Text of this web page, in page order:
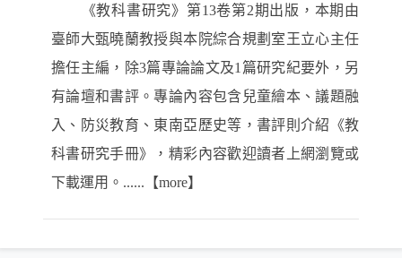
《教科書研究》第13卷第2期出版，本期由
臺師大甄曉蘭教授與本院綜合規劃室王立心主任
擔任主編，除3篇專論論文及1篇研究紀要外，另
有論壇和書評。專論內容包含兒童繪本、議題融
入、防災教育、東南亞歷史等，書評則介紹《教
科書研究手冊》，精彩內容歡迎讀者上網瀏覽或
下載運用。......【more】